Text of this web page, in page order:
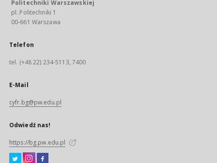
Politechniki Warszawskiej
pl. Politechniki 1
00-661 Warszawa
Telefon
tel. (+48 22) 234-5113, 7400
E-Mail
cyfr.bg@pw.edu.pl
Odwiedź nas!
https://bg.pw.edu.pl